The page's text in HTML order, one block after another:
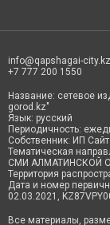
info@qapshagai-city.kz
+7 777 200 1550
Название: сетевое
gorod.kz"
Язык: русский
Периодичность:
Собственник: ИП
Тематическая
СМИ АЛМАТИНСКОЙ
Территория
Дата и номер
02.03.2021,
Все материалы,